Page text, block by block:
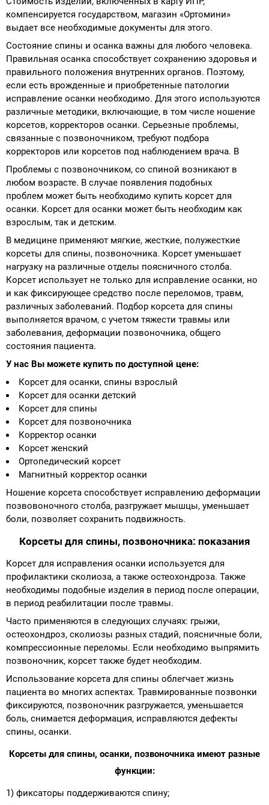
компенсируется государством, магазин «Ортомини»
выдает все необходимые документы для этого.
Состояние спины и осанка важны для любого человека.
Правильная осанка способствует сохранению здоровья и
правильного положения внутренних органов. Поэтому,
если есть врожденные и приобретенные патологии
исправление осанки необходимо. Для этого используются
различные методики, включающие, в том числе ношение
корсетов, корректоров осанки. Серьезные проблемы,
связанные с позвоночником, требуют подбора
корректоров или корсетов под наблюдением врача. В
Проблемы с позвоночником, со спиной возникают в
любом возрасте. В случае появления подобных
проблем может быть необходимо купить корсет для
осанки. Корсет для осанки может быть необходим как
взрослым, так и детским.
В медицине применяют мягкие, жесткие, полужесткие
корсеты для спины, позвоночника. Корсет уменьшает
нагрузку на различные отделы поясничного столба.
Корсет использует не только для исправление осанки, но
и как фиксирующее средство после переломов, травм,
различных заболеваний. Подбор корсета для спины
выполняется врачом, с учетом тяжести травмы или
заболевания, деформации позвоночника, общего
состояния пациента.
У нас Вы можете купить по доступной цене:
Корсет для осанки, спины взрослый
Корсет для осанки детский
Корсет для спины
Корсет для позвоночника
Корректор осанки
Корсет женский
Ортопедический корсет
Магнитный корректор осанки
Ношение корсета способствует исправлению деформации
позвовоночного столба, разгружает мышцы, уменьшает
боли, позволяет сохранить подвижность.
Корсеты для спины, позвоночника: показания
Корсет для исправления осанки используется для
профилактики сколиоза, а также остеохондроза. Также
необходимы подобные изделия в период после операции,
в период реабилитации после травмы.
Часто применяются в следующих случаях: грыжи,
остеохондроз, сколиозы разных стадий, поясничные боли,
компрессионные переломы. Если необходимо выпрямить
позвоночник, корсет также будет необходим.
Использование корсета для спины облегчает жизнь
пациента во многих аспектах. Травмированные позвонки
фиксируются, позвоночник разгружается, уменьшается
боль, снимается деформация, исправляются дефекты
спины, осанки.
Корсеты для спины, осанки, позвоночника имеют разные
функции:
1) фиксаторы поддерживаются спину;